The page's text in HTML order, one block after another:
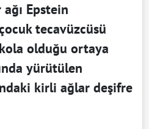
Epstein
tecavüzcüsü
olduğu ortaya
yürütülen
kirli ağlar deşifre